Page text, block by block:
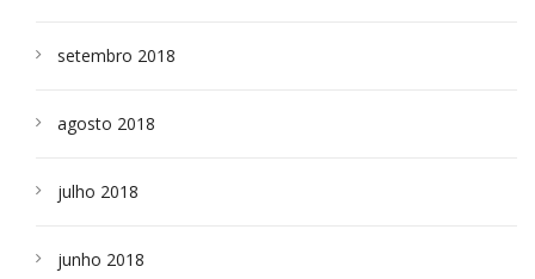
setembro 2018
agosto 2018
julho 2018
junho 2018